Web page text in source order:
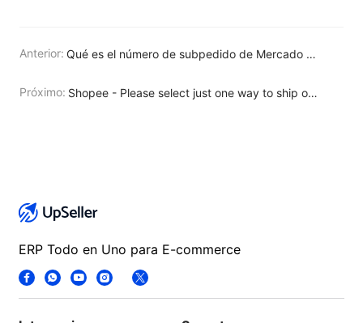
Anterior: Qué es el número de subpedido de Mercado Libre?
Próximo: Shopee - Please select just one way to ship order: pickup or dropoff or non_integrated
ERP Todo en Uno para E-commerce